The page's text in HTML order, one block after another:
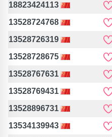
18823424113
13528724768
13528726319
13528728675
13528767631
13528769431
13528896731
13534139943